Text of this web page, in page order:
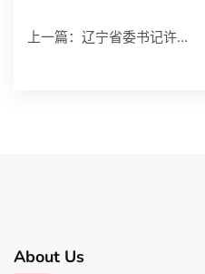
上一篇： 辽宁省委书记许昆林莅
About Us